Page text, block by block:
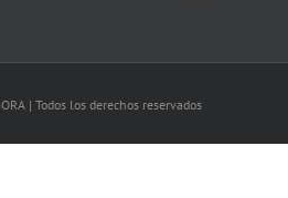
| Todos los derechos reservados